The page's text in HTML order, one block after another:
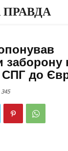
заборону
СПГ до
345